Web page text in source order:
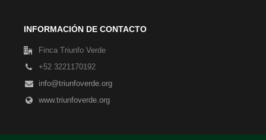
INFORMACIÓN DE CONTACTO
Finca Triunfo Verde
+52 3221170192
info@triunfoverde.org
www.triunfoverde.org